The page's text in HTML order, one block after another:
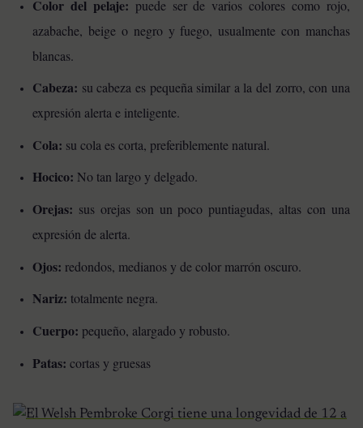
Color del pelaje: puede ser de varios colores como rojo,
azabache, beige o negro y fuego, usualmente con manchas
blancas.
Cabeza: su cabeza es pequeña similar a la del zorro, con una
expresión alerta e inteligente.
Cola: su cola es corta, preferiblemente natural.
Hocico: No tan largo y delgado.
Orejas: sus orejas son un poco puntiagudas, altas con una
expresión de alerta.
Ojos: redondos, medianos y de color marrón oscuro.
Nariz: totalmente negra.
Cuerpo: pequeño, alargado y robusto.
Patas: cortas y gruesas